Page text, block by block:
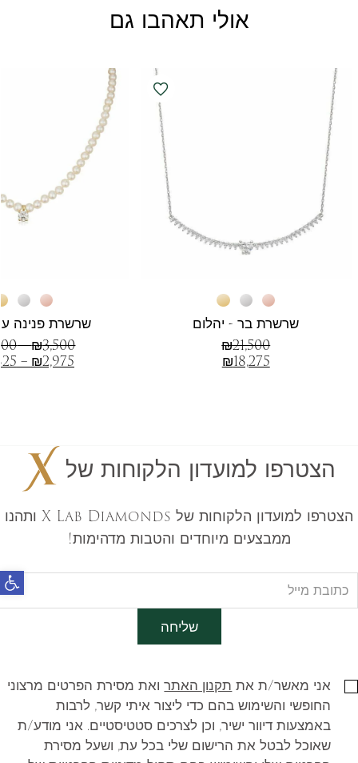
אולי תאהבו גם
שרשרת בר - יהלום
₪21,500
₪18,275
שרשרת פנינה
₪3,500
–
₪2,975
–
הצטרפו למועדון הלקוחות של
הצטרפו למועדון הלקוחות של X Lab Diamonds ותהנו
ממבצעים מיוחדים והטבות מדהימות!
שליחה
אני מאשר/ת את תקנון האתרואת מסירת הפרטים מרצוני
החופשי והשימוש בהם כדי ליצור איתי קשר, לרבות
באמצעות דיוור ישיר, וכן לצרכים סטטיסטיים. אני מודע/ת
שאוכל לבטל את הרישום שלי בכל עת, ושעל מסירת